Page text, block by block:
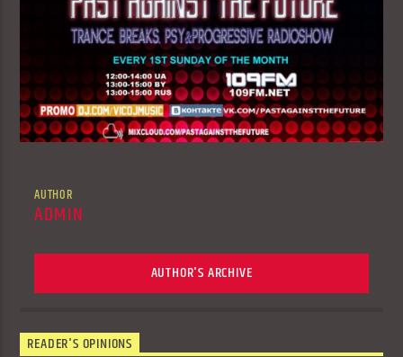
AUTHOR
ADMIN
AUTHOR'S ARCHIVE
READER'S OPINIONS